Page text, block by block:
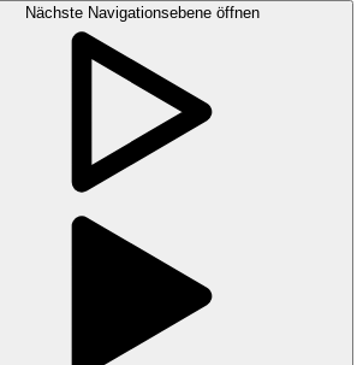
Nächste Navigationsebene öffnen